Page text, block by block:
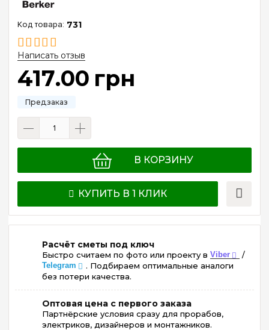
731
Написать отзыв
417.00 грн
В КОРЗИНУ
КУПИТЬ В 1 КЛИК
Расчёт сметы под ключ
Быстро считаем по фото или проекту в Viber /
Telegram
. Подбираем оптимальные аналоги
без потери качества.
Оптовая цена с первого заказа
Партнёрские условия сразу для прорабов,
электриков, дизайнеров и монтажников.